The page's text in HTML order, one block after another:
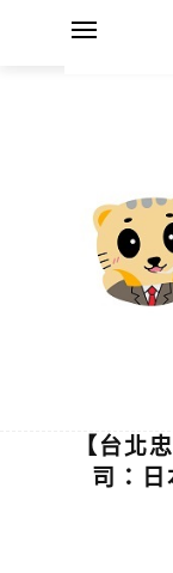
【台北
司：